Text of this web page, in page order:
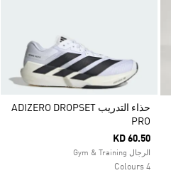
حذاء التدريب ADIZERO DROPSET
PRO
KD 60.50
الرجال Gym & Training
4 Colours